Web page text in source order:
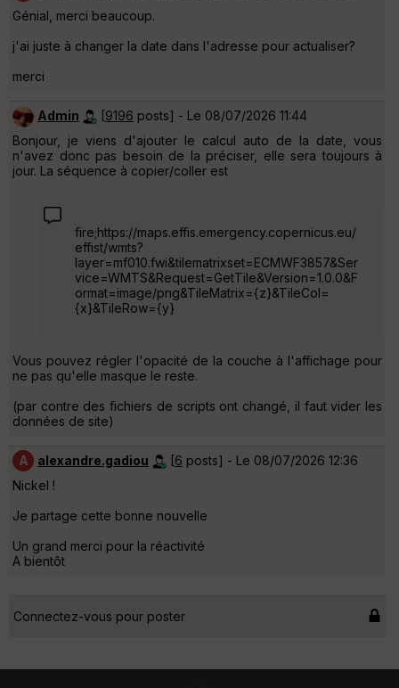
Génial, merci beaucoup.
j'ai juste à changer la date dans l'adresse pour actualiser?
merci
Admin [9196 posts] - Le 08/07/2026 11:44
Bonjour, je viens d'ajouter le calcul auto de la date, vous
n'avez donc pas besoin de la préciser, elle sera toujours à
jour. La séquence à copier/coller est
fire;https://maps.effis.emergency.copernicus.eu/
effist/wmts?
layer=mf010.fwi&tilematrixset=ECMWF3857&Ser
vice=WMTS&Request=GetTile&Version=1.0.0&F
ormat=image/png&TileMatrix={z}&TileCol=
{x}&TileRow={y}
Vous pouvez régler l'opacité de la couche à l'affichage pour
ne pas qu'elle masque le reste.
(par contre des fichiers de scripts ont changé, il faut vider les
données de site)
A alexandre.gadiou [6 posts] - Le 08/07/2026 12:36
Nickel !
Je partage cette bonne nouvelle
Un grand merci pour la réactivité
A bientôt
Connectez-vous pour poster